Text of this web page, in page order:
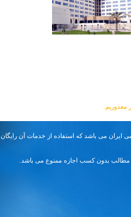
ایران می باشد که استفاده از خدمات آن رایگان
بدون کسب اجازه ممنوع می باشد.